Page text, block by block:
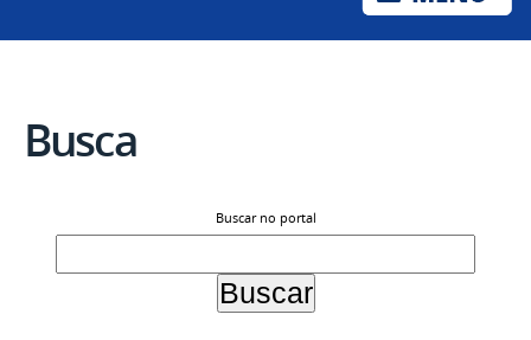
Busca
Buscar no portal